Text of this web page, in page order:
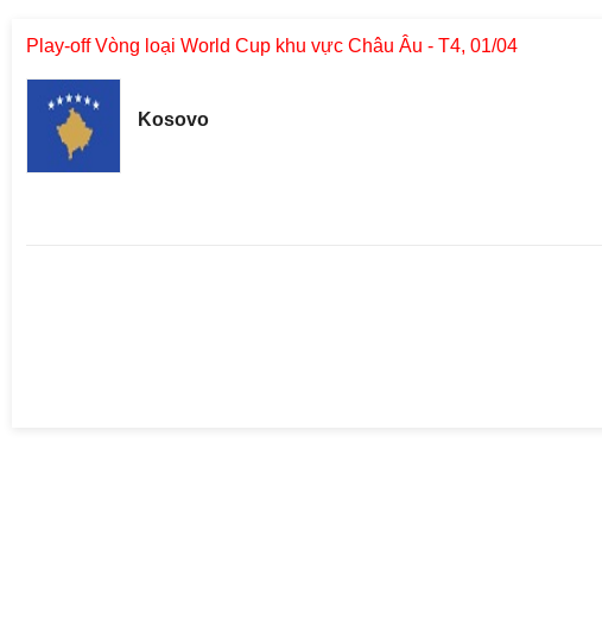
Play-off Vòng loại World Cup khu vực Châu Âu - T4, 01/04
Kosovo